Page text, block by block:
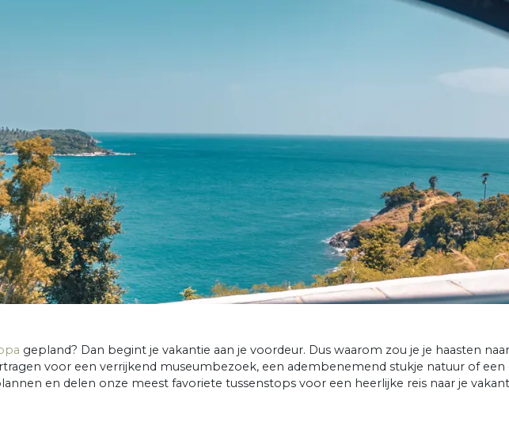
gepland? Dan begint je vakantie aan je voordeur. Dus waarom zou je je haasten
voor een verrijkend museumbezoek, een adembenemend stukje natuur of
en delen onze meest favoriete tussenstops voor een heerlijke reis naar je